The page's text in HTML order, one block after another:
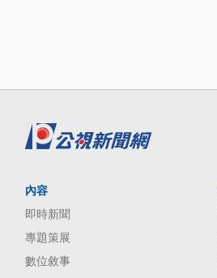
內容
即時新聞
專題策展
數位敘事